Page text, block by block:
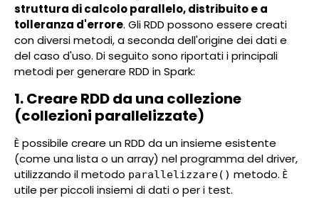
struttura di calcolo parallelo, distribuito e a
tolleranza d'errore. Gli RDD possono essere creati
con diversi metodi, a seconda dell'origine dei dati e
del caso d'uso. Di seguito sono riportati i principali
metodi per generare RDD in Spark:
1. Creare RDD da una collezione
(collezioni parallelizzate)
È possibile creare un RDD da un insieme esistente
(come una lista o un array) nel programma del driver,
utilizzando il metodo parallelizzare() metodo. È
utile per piccoli insiemi di dati o per i test.